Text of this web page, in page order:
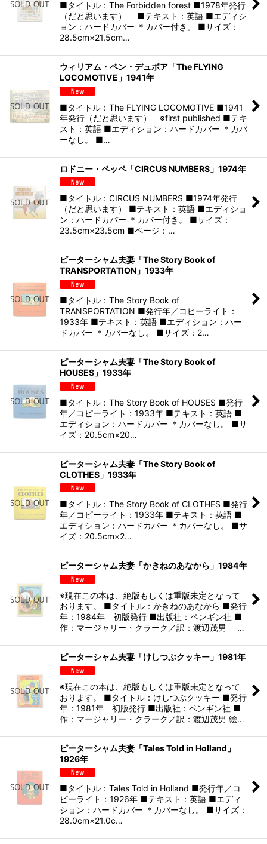
■タイトル：The Forbidden forest ■1978年発行
（だと思います） ■テキスト：英語 ■エディシ
ョン：ハードカバー ＊カバー付き。 ■サイズ：
28.5cm×21.5cm…
ウィリアム・ペン・デュボア「The FLYING
LOCOMOTIVE」1941年
■タイトル：The FLYING LOCOMOTIVE ■1941
年発行（だと思います） ※first published ■テキ
スト：英語 ■エディション：ハードカバー ＊カバ
ーなし。 ■…
ロドニー・ペッペ「CIRCUS NUMBERS」1974年
■タイトル：CIRCUS NUMBERS ■1974年発行
（だと思います） ■テキスト：英語 ■エディショ
ン：ハードカバー ＊カバー付き。 ■サイズ：
23.5cm×23.5cm ■ページ：…
ピーターシャム夫妻「The Story Book of
TRANSPORTATION」1933年
■タイトル：The Story Book of
TRANSPORTATION ■発行年／コピーライト：
1933年 ■テキスト：英語 ■エディション：ハー
ドカバー ＊カバーなし。 ■サイズ：2…
ピーターシャム夫妻「The Story Book of
HOUSES」1933年
■タイトル：The Story Book of HOUSES ■発行
年／コピーライト：1933年 ■テキスト：英語 ■
エディション：ハードカバー ＊カバーなし。 ■サ
イズ：20.5cm×20…
ピーターシャム夫妻「The Story Book of
CLOTHES」1933年
■タイトル：The Story Book of CLOTHES ■発行
年／コピーライト：1933年 ■テキスト：英語 ■
エディション：ハードカバー ＊カバーなし。 ■サ
イズ：20.5cm×2…
ピーターシャム夫妻「かきねのあなから」1984年
※現在この本は、絶版もしくは重版未定となって
おります。 ■タイトル：かきねのあなから ■発行
年：1984年 初版発行 ■出版社：ペンギン社 ■
作：マージャリー・クラーク／訳：渡辺茂男 …
ピーターシャム夫妻「けしつぶクッキー」1981年
※現在この本は、絶版もしくは重版未定となって
おります。 ■タイトル：けしつぶクッキー ■発行
年：1981年 初版発行 ■出版社：ペンギン社 ■
作：マージャリー・クラーク／訳：渡辺茂男 絵…
ピーターシャム夫妻「Tales Told in Holland」
1926年
■タイトル：Tales Told in Holland ■発行年／コ
ピーライト：1926年 ■テキスト：英語 ■エディ
ション：ハードカバー ＊カバーなし。 ■サイズ：
28.0cm×21.0c…